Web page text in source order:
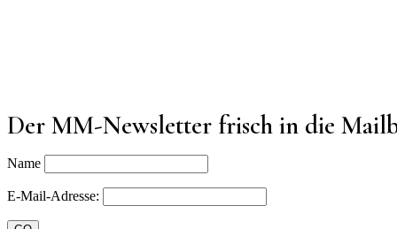
Der MM-Newsletter frisch in die
Name
E-Mail-Adresse: